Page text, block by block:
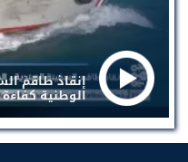
إنقاذ طاقم
الوطنية كفاءة